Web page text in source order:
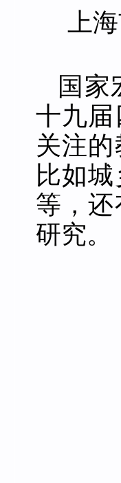
上
国家
十九
关注
比如
等，
研究。